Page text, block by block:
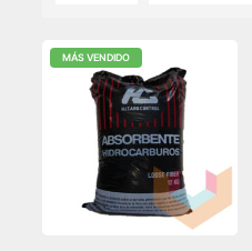
MÁS VENDIDO